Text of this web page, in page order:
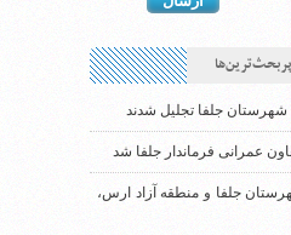
پربحث‌ترین‌ها
شهرستان جلفا تجلیل شدند
عمرانی فرماندار جلفا شد
جلفا و منطقه آزاد ارس،